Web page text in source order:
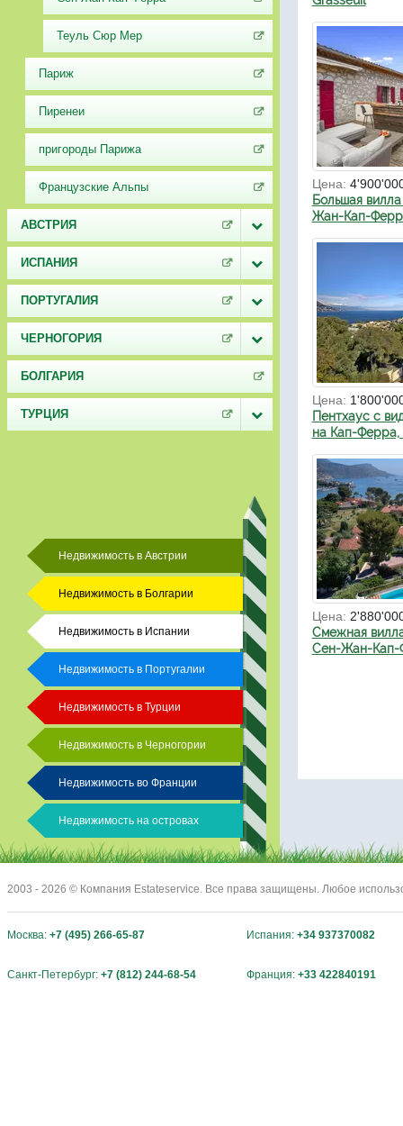
Теуль Сюр Мер
Париж
Пиренеи
пригороды Парижа
Французские Альпы
АВСТРИЯ
ИСПАНИЯ
ПОРТУГАЛИЯ
ЧЕРНОГОРИЯ
БОЛГАРИЯ
ТУРЦИЯ
Цена:
Большая
Жан-Кап-
Цена:
Пентхаус с
на Кап-Ферра,
Цена:
Смежная
Сен-Жан-Кап-
Недвижимость в Австрии
Недвижимость в Болгарии
Недвижимость в Испании
Недвижимость в Португалии
Недвижимость в Турции
Недвижимость в Черногории
Недвижимость во Франции
Недвижимость на островах
2003 - 2026 © Компания Estateservice. Все права защищены. Любое
Москва: +7 (495) 266-65-87 Испания: +34 937370082
Санкт-Петербург: +7 (812) 244-68-54 Франция: +33 422840191